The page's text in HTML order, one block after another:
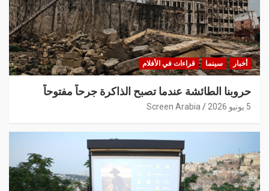
أخبار سينما قراءات في الأفلام
حروبنا الطائشة عندما تصبح الذاكرة جرحاً مفتوحاً
5 يونيو 2026 Screen Arabia